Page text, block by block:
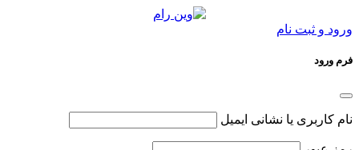
ورود و ثبت نام
فرم ورود
نام کاربری یا نشانی ایمیل